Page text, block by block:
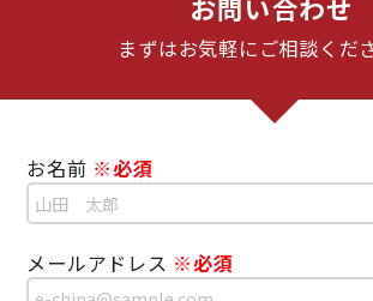
お問い合わせ
まずはお気軽にご相談くだ
お名前 ※必須
メールアドレス ※必須